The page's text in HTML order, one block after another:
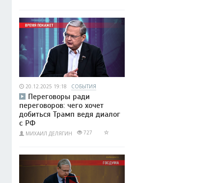
20.12.2025 19:18 СОБЫТИЯ
Переговоры ради
переговоров: чего хочет
добиться Трамп ведя диалог
с РФ
МИХАИЛ ДЕЛЯГИН 727